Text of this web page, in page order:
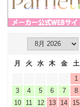
月 火 水 木 金 土
1
3
4 5 6 7 8
10
11 12 13 14 15